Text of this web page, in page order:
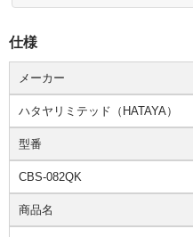
仕様
メーカー
ハタヤリミテッド（HATAYA）
型番
CBS-082QK
商品名